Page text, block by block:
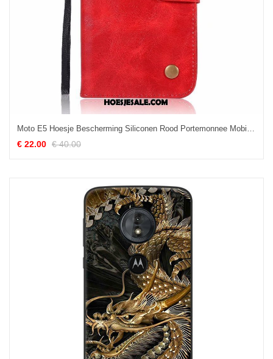
Moto E5 Hoesje Bescherming Siliconen Rood Portemonnee Mobiele Telefoon Sale
€ 22.00 € 40.00